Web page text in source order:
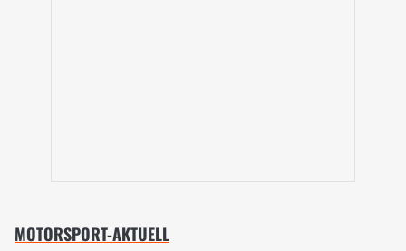
MOTORSPORT-AKTUELL